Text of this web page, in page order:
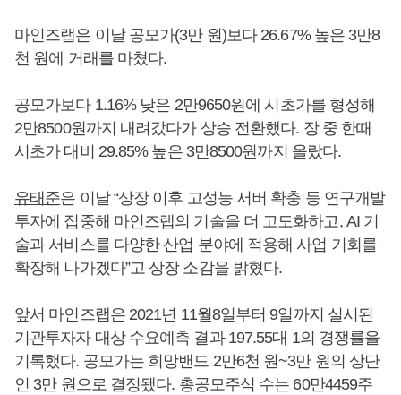
마인즈랩은 이날 공모가(3만 원)보다 26.67% 높은 3만8
천 원에 거래를 마쳤다.
공모가보다 1.16% 낮은 2만9650원에 시초가를 형성해
2만8500원까지 내려갔다가 상승 전환했다. 장 중 한때
시초가 대비 29.85% 높은 3만8500원까지 올랐다.
유태준은 이날 “상장 이후 고성능 서버 확충 등 연구개발
투자에 집중해 마인즈랩의 기술을 더 고도화하고, AI 기
술과 서비스를 다양한 산업 분야에 적용해 사업 기회를
확장해 나가겠다”고 상장 소감을 밝혔다.
앞서 마인즈랩은 2021년 11월8일부터 9일까지 실시된
기관투자자 대상 수요예측 결과 197.55대 1의 경쟁률을
기록했다. 공모가는 희망밴드 2만6천 원~3만 원의 상단
인 3만 원으로 결정됐다. 총공모주식 수는 60만4459주